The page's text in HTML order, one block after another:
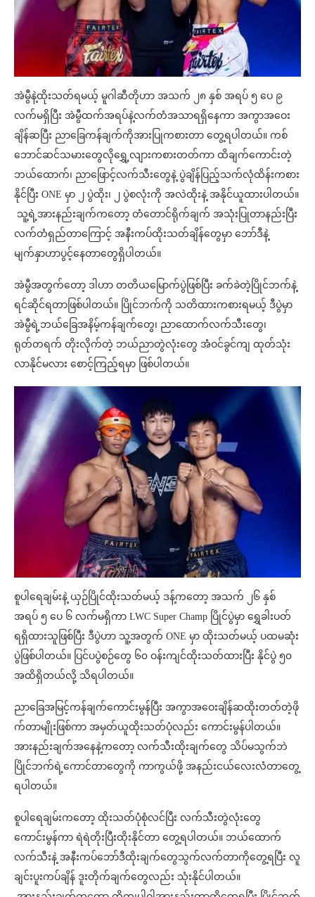
အဲမွီနဲ့ထိုးသတ်ရမယ့် မူဂါဆီတိုဟာ အသက် ၂၈ နှစ် အရပ် ၅ ပေ ၉
လက်မရှိပြီး အဲမွီထက်အရပ်နဲ့လက်တံအသာရရှိနေကာ အကွာအဝေး
ချိန်ဆပြီး ညာခြေကန်ချက်ကိုအားပြုကစားတာ တွေ့ရပါတယ်။ ကစ်
ဘောင်ဆင်သမားတွေလိုရွှေ့လျားကစားတတ်ကာ ထိချက်ကောင်းတဲ့
ဘယ်ထောက်၊ ညာဖြောင့်လက်သီးတွေနဲ့ ပွဲချိန်ပြည့်သက်လုံထိန်းကစား
နိုင်ပြီး ONE မှာ ၂ ပွဲထိုး၊ ၂ ပွဲစလုံးကို အလဲထိုးနဲ့ အနိုင်ယူထားပါတယ်။
သူ့ရဲ့အားနည်းချက်ကတော့ တံတောင်ရိုက်ချက် အသုံးပြုတာနည်းပြီး
လက်တံရှည်တာကြောင့် အနီးကပ်ထိုးသတ်ချိန်တွေမှာ ဘော်ဒီနဲ့
မျက်နှာဟာပွင့်နေတာတွေရှိပါတယ်။
အဲမွီအတွက်တော့ ဒါဟာ တတိယမြောက်ပွဲဖြစ်ပြီး ခက်ခဲတဲ့ပြိုင်ဘက်နဲ့
ရင်ဆိုင်ရတာဖြစ်ပါတယ်။ ပြိုင်ဘက်ကို သတိထားကစားရမယ့် ဒီပွဲမှာ
အဲမွီရဲ့ဘယ်ခြေအနိမ့်ကန်ချက်တွေ၊ ညာထောက်လက်သီးတွေ၊
ရုတ်တရက် တိုးလိုက်တဲ့ ဘယ်ညာတွဲလုံးတွေ အံဝင်ခွင်ကျ ထုတ်သုံး
လာနိုင်မလား စောင့်ကြည့်ရမှာ ဖြစ်ပါတယ်။
စူပါရေချမ်းနဲ့ ယှဉ်ပြိုင်ထိုးသတ်မယ့် ဒန့်ကတော့ အသက် ၂၆ နှစ်
အရပ် ၅ ပေ ၆ လက်မရှိကာ LWC Super Champ ပြိုင်ပွဲမှာ ရွှေခါးပတ်
ရရှိထားသူဖြစ်ပြီး ဒီပွဲဟာ သူ့အတွက် ONE မှာ ထိုးသတ်မယ့် ပထမဆုံး
ပွဲဖြစ်ပါတယ်။ ပြင်ပပွဲစဉ်တွေ ၆၀ ဝန်းကျင်ထိုးသတ်ထားပြီး နိုင်ပွဲ ၅၀
အထိရှိတယ်လို့ သိရပါတယ်။
ညာခြေအမြင့်ကန်ချက်ကောင်းမွန်ပြီး အကွာအဝေးချိန်ဆထိုးတတ်တဲ့ဖို
က်တာမျိုးဖြစ်ကာ အမှတ်ယူထိုးသတ်ပုံလည်း ကောင်းမွန်ပါတယ်။
အားနည်းချက်အနေနဲ့ကတော့ လက်သီးထိုးချက်တွေ သိပ်မသွက်ဘဲ
ပြိုင်ဘက်ရဲ့ကောင်တာတွေကို ကာကွယ်ဖို့ အနည်းငယ်လေးလံတာတွေ့
ရပါတယ်။
စူပါရေချမ်းကတော့ ထိုးသတ်ပုံစုံလင်ပြီး လက်သီးတွဲလုံးတွေ
ကောင်းမွန်ကာ ရဲရဲတိုးပြီးထိုးနိုင်တာ တွေ့ရပါတယ်။ ဘယ်ထောက်
လက်သီးနဲ့ အနီးကပ်ဘော်ဒီထိုးချက်တွေသွက်လက်တာကိုတွေ့ရပြီး လူ
ချင်းပူးကပ်ချိန် ဒူးတိုက်ချက်တွေလည်း သုံးနိုင်ပါတယ်။